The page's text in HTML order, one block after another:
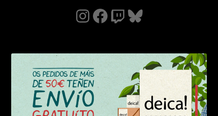
Instagram
Facebook
TwitchBluesky